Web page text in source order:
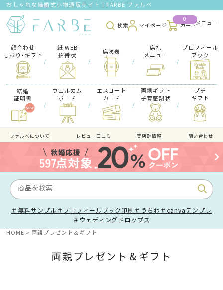
おしゃれな結婚式小物通販サイト｜FARBE ファルベ
検索 マイページ
0
カート
顔合わせ
しおり･ギフト
/
紙 WEB
招待状
/
席次表
/
席礼
メニュー
/
プロフィール
ブック
結婚
証明書
/
ウェルカム
ボード
/
エスコート
カード
/
両親ギフト
子育感謝状
/
プチ
ギフト
ファルべについて レビュー口コミ 実店舗情報 問い合わせ
＃無料サンプル ＃プロフィールブック印刷 ＃うちわ ＃canvaテンプレ
＃ウェディングドロップス
HOME 両親プレゼント＆ギフト
両親プレゼント＆ギフト